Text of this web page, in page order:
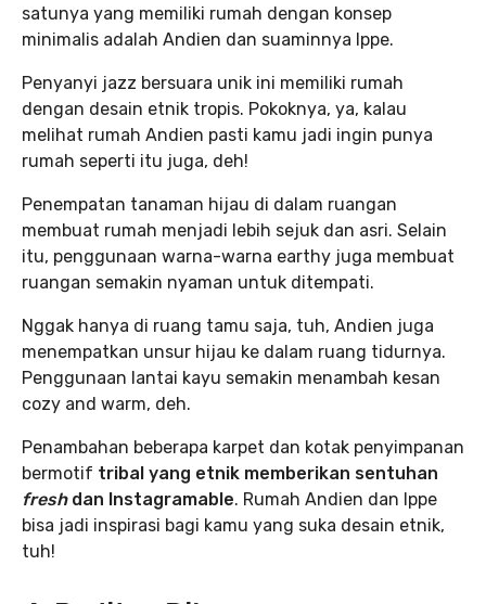
satunya yang memiliki rumah dengan konsep
minimalis adalah Andien dan suaminnya Ippe.
Penyanyi jazz bersuara unik ini memiliki rumah
dengan desain etnik tropis. Pokoknya, ya, kalau
melihat rumah Andien pasti kamu jadi ingin punya
rumah seperti itu juga, deh!
Penempatan tanaman hijau di dalam ruangan
membuat rumah menjadi lebih sejuk dan asri. Selain
itu, penggunaan warna-warna earthy juga membuat
ruangan semakin nyaman untuk ditempati.
Nggak hanya di ruang tamu saja, tuh, Andien juga
menempatkan unsur hijau ke dalam ruang tidurnya.
Penggunaan lantai kayu semakin menambah kesan
cozy and warm, deh.
Penambahan beberapa karpet dan kotak penyimpanan
bermotif tribal yang etnik memberikan sentuhan
freshdan Instagramable. Rumah Andien dan Ippe
bisa jadi inspirasi bagi kamu yang suka desain etnik,
tuh!